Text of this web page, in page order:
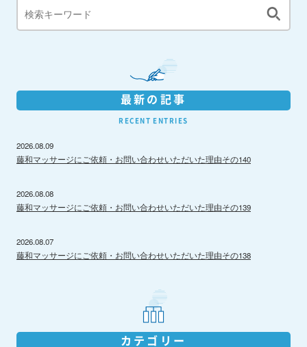
最新の記事
RECENT ENTRIES
2026.08.09
藤和マッサージにご依頼・お問い合わせいただいた理由その140
2026.08.08
藤和マッサージにご依頼・お問い合わせいただいた理由その139
2026.08.07
藤和マッサージにご依頼・お問い合わせいただいた理由その138
カテゴリー